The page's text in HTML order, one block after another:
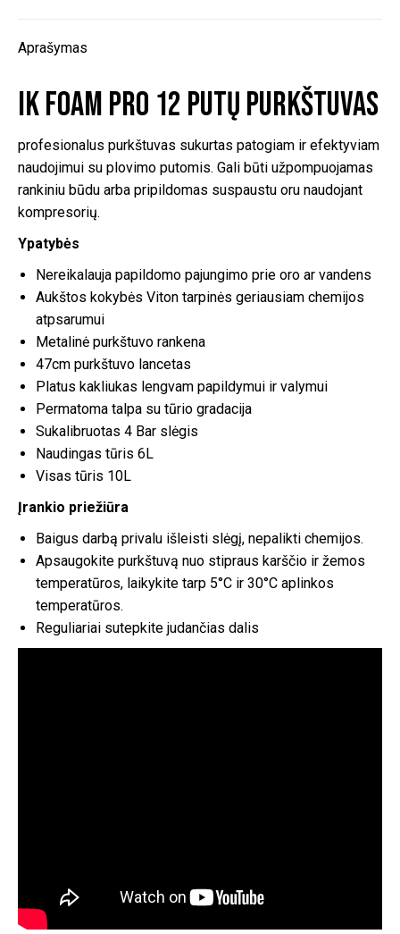
purkštuvas
Aprašymas
iK Foam PRO 12 putų purkštuvas
profesionalus purkštuvas sukurtas patogiam ir efektyviam
naudojimui su plovimo putomis. Gali būti užpompuojamas
rankiniu būdu arba pripildomas suspaustu oru naudojant
kompresorių.
Ypatybės
Nereikalauja papildomo pajungimo prie oro ar vandens
Aukštos kokybės Viton tarpinės geriausiam chemijos
atpsarumui
Metalinė purkštuvo rankena
47cm purkštuvo lancetas
Platus kakliukas lengvam papildymui ir valymui
Permatoma talpa su tūrio gradacija
Sukalibruotas 4 Bar slėgis
Naudingas tūris 6L
Visas tūris 10L
Įrankio priežiūra
Baigus darbą privalu išleisti slėgį, nepalikti chemijos.
Apsaugokite purkštuvą nuo stipraus karščio ir žemos
temperatūros, laikykite tarp 5°C ir 30°C aplinkos
temperatūros.
Reguliariai sutepkite judančias dalis